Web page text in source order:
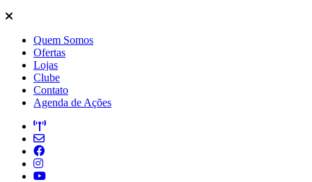
Quem Somos
Ofertas
Lojas
Clube
Contato
Agenda de Ações